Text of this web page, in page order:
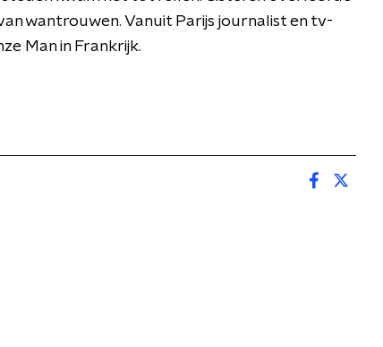
wantrouwen. Vanuit Parijs journalist en tv-
Man in Frankrijk.